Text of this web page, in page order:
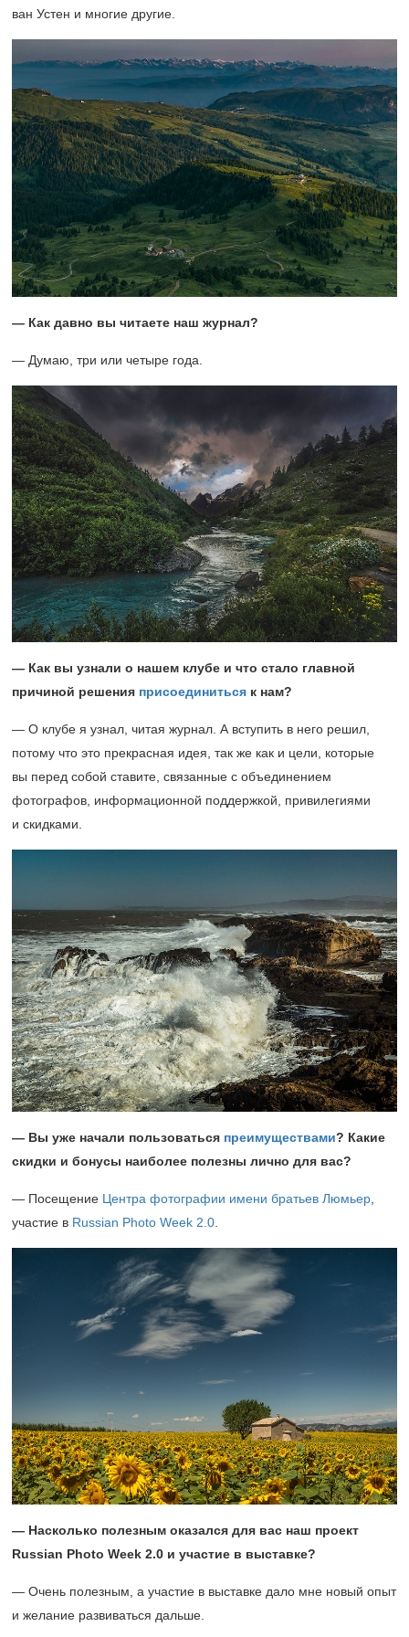
ван Устен и многие другие.
— Как давно вы читаете наш журнал?
— Думаю, три или четыре года.
— Как вы узнали о нашем клубе и что стало главной
причиной решения присоединиться к нам?
— О клубе я узнал, читая журнал. А вступить в него решил,
потому что это прекрасная идея, так же как и цели, которые
вы перед собой ставите, связанные с объединением
фотографов, информационной поддержкой, привилегиями
и скидками.
— Вы уже начали пользоваться преимуществами? Какие
скидки и бонусы наиболее полезны лично для вас?
— Посещение Центра фотографии имени братьев Люмьер,
участие в Russian Photo Week 2.0.
— Насколько полезным оказался для вас наш проект
Russian Photo Week 2.0 и участие в выставке?
— Очень полезным, а участие в выставке дало мне новый опыт
и желание развиваться дальше.